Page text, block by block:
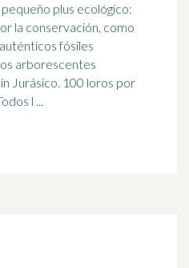
plus ecológico:
la conservación, como
fósiles
arborescentes
Jurásico. 100 loros por
l ...